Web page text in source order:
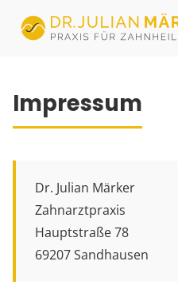
Impressum
Dr. Julian Märker
Zahnarztpraxis
Hauptstraße 78
69207 Sandhausen